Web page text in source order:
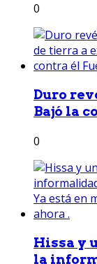
0
Duro
Bajó la
0
Hissa y
la